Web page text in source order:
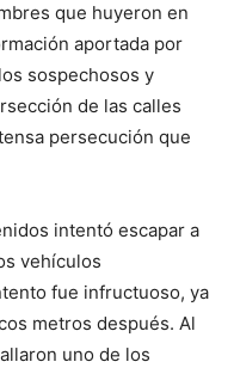
que huyeron en
aportada por
sospechosos y
de las calles
persecución que
intentó escapar a
vehículos
fue infructuoso, ya
metros después. Al
uno de los